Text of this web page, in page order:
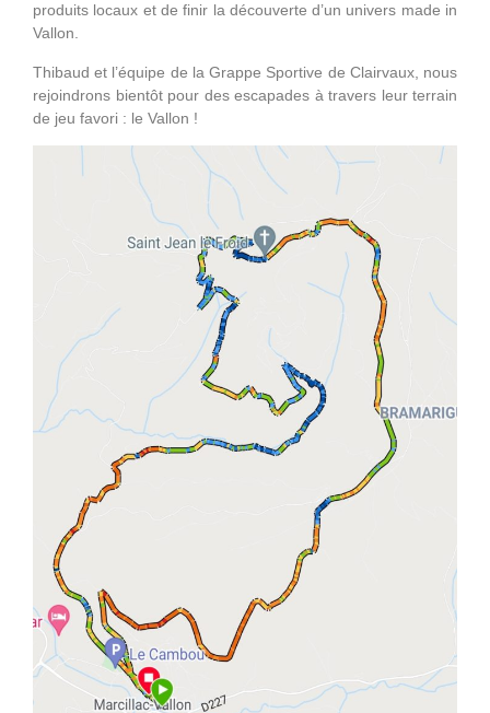
produits locaux et de finir la découverte d’un univers made in
Vallon.
Thibaud et l’équipe de la Grappe Sportive de Clairvaux, nous
rejoindrons bientôt pour des escapades à travers leur terrain
de jeu favori : le Vallon !